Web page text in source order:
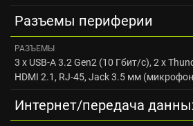
Разъемы периферии
РАЗЪЕМЫ
3 x USB-A 3.2 Gen2 (10 Гбит/с), 2 x
HDMI 2.1, RJ-45, Jack 3.5 мм
Интернет/передача